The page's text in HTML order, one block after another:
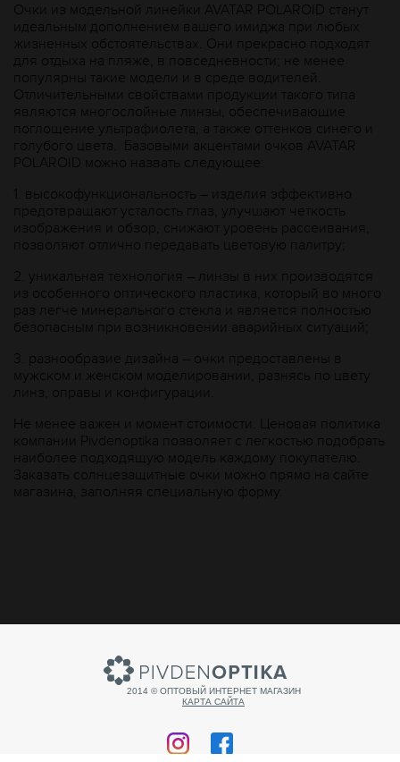
Очки из модельной линейки AVATAR POLAROID станут
идеальным дополнением вашего имиджа при любых
жизненных обстоятельствах. Они прекрасно подходят
для отдыха на пляже, в повседневности; не менее
популярны такие модели и в среде водителей.
Отличительными свойствами продукции такого типа
являются многослойные линзы, обеспечивающие
поглощение ультрафиолета, а также оттенков синего и
голубого цвета. Базовыми акцентами очков AVATAR
POLAROID можно назвать следующее:
высокофункциональность – изделия эффективно
предотвращают усталость глаз, улучшают четкость
изображения и обзор, снижают уровень рассеивания,
позволяют отлично передавать цветовую палитру;
2.
уникальная технология – линзы в них производятся
из особенного оптического пластика, который во много
раз легче минерального стекла и является полностью
безопасным при возникновении аварийных ситуаций;
3.
разнообразие дизайна – очки предоставлены в
мужском и женском моделировании, разнясь по цвету
линз, оправы и конфигурации.
Не менее важен и момент стоимости. Ценовая политика
компании Рivdenoptika позволяет с легкостью подобрать
наиболее подходящую модель каждому покупателю.
Заказать солнцезащитные очки можно прямо на сайте
магазина, заполняя специальную форму.
2014 © ОПТОВЫЙ ИНТЕРНЕТ МАГАЗИН
КАРТА САЙТА